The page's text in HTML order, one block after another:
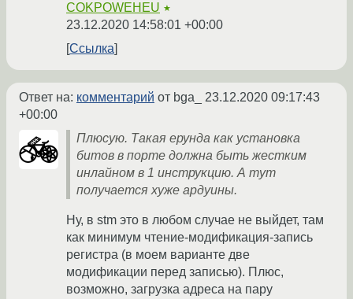
COKPOWEHEU ★
23.12.2020 14:58:01 +00:00
Ссылка
Ответ на: комментарий от bga_ 23.12.2020 09:17:43
+00:00
Плюсую. Такая ерунда как установка
битов в порте должна быть жестким
инлайном в 1 инструкцию. А тут
получается хуже ардуины.
Ну, в stm это в любом случае не выйдет, там
как минимум чтение-модификация-запись
регистра (в моем варианте две
модификации перед записью). Плюс,
возможно, загрузка адреса на пару